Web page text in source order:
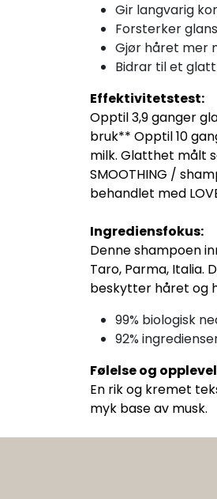
Gir langvarig
Forsterker glans
Gjør håret mer
Bidrar til et
Effektivitetstest:
Opptil 3,9 ganger
bruk** Opptil 10
milk. Glatthet målt
SMOOTHING /
behandlet med
Ingrediensfokus:
Denne shampoen
Taro, Parma, Italia.
beskytter håret og
99% biologisk
92%
Følelse og
En rik og kremet
myk base av musk.